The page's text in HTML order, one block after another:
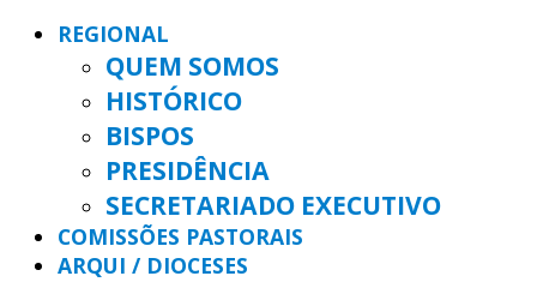
REGIONAL
QUEM SOMOS
HISTÓRICO
BISPOS
PRESIDÊNCIA
SECRETARIADO EXECUTIVO
COMISSÕES PASTORAIS
ARQUI / DIOCESES